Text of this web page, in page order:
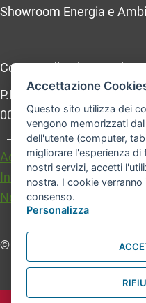
Showroom Energia e
Comune di Bologna,
P.Iva: 01232710374 - Cod.
000020067156
Accessibilità
Carta dei
Informativa sul
Note legali
© Comune di Bologna.
Accettazione
Questo sito utilizza dei
vengono memorizzati
dell'utente (computer,
migliorare l'esperienza
nostri servizi, accetti
nostra. I cookie
consenso.
Personalizza